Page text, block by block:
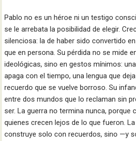
Pablo no es un héroe ni un testigo
se le arrebata la posibilidad de elegir.
silenciosa: la de haber sido convertido
que en persona. Su pérdida no se mide
ideológicas, sino en gestos mínimos:
apaga con el tiempo, una lengua que
recuerdo que se vuelve borroso. Su
entre dos mundos que lo reclaman sin
ser. La guerra no termina nunca, porque
quienes crecen lejos de lo que fueron.
construye solo con recuerdos, sino —y